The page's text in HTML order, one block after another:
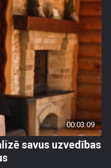
00:03:09
savus uzvedības